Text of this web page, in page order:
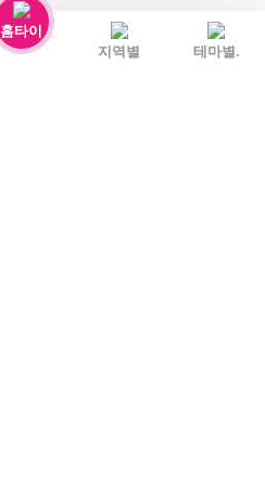
홈타이
지역별
테마별.